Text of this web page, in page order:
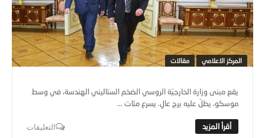
المركز الاعلامي مقالات
يقع مبنى وزارة الخارجيّة الروسي الضخم الستاليني الهندسة، في وسط
موسكو، يطلّ عليه برج عالٍ. يسرع مئات ...
التعليقات